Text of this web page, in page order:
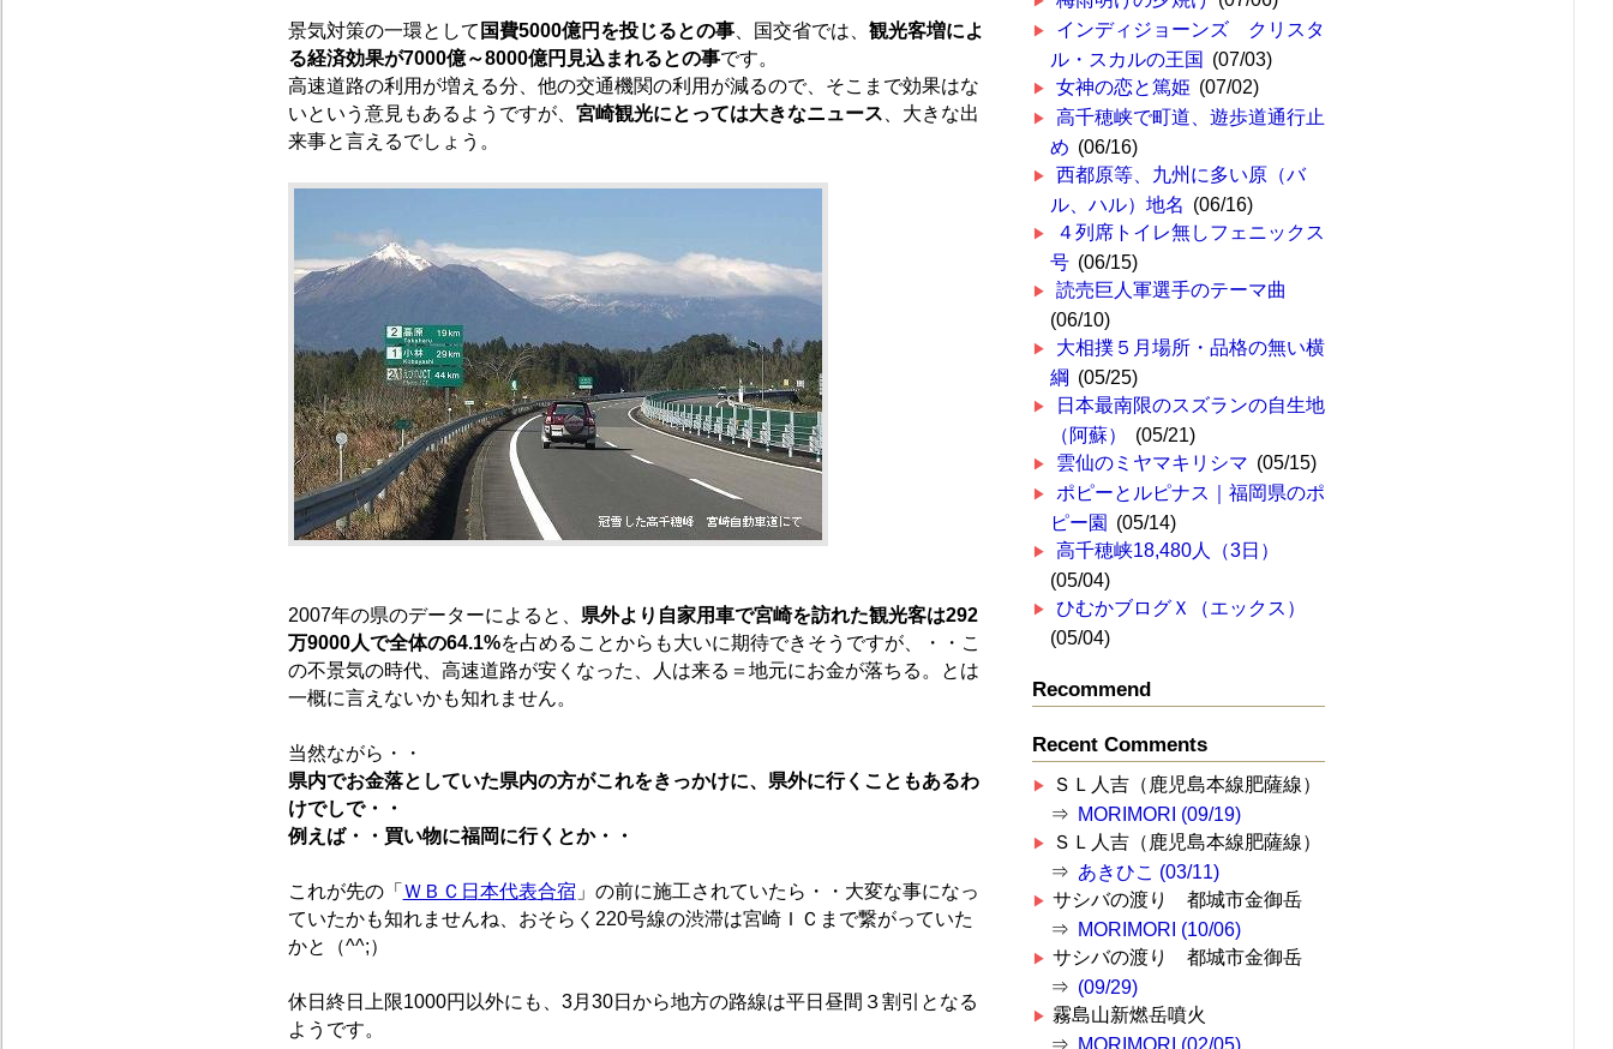
景気対策の一環として 国費5000億円を投じるとの事、国交省では、 観光客増によ
る経済効果が7000億～8000億円見込まれるとの事です。
高速道路の利用が増える分、他の交通機関の利用が減るので、そこまで効果はな
いという意見もあるようですが、 宮崎観光にとっては大きなニュース 、大きな出
来事と言えるでしょう。
2007年の県のデーターによると、 県外より自家用車で宮崎を訪れた観光客は292
万9000人で全体の64.1%を占めることからも大いに期待できそうですが、・・こ
の不景気の時代、高速道路が安くなった、人は来る＝地元にお金が落ちる。とは
一概に言えないかも知れません。
当然ながら・・
県内でお金落としていた県内の方がこれをきっかけに、県外に行くこともあるわ
けでしで・・
例えば・・買い物に福岡に行くとか・・
これが先の「 ＷＢＣ日本代表合宿 」の前に施工されていたら・・大変な事になっ
ていたかも知れませんね、おそらく220号線の渋滞は宮崎ＩＣまで繋がっていた
かと（^^;）
休日終日上限1000円以外にも、3月30日から地方の路線は平日昼間３割引となる
ようです。
インディジョーンズ クリスタ
ル・スカルの王国 (07/03)
女神の恋と篤姫 (07/02)
高千穂峡で町道、遊歩道通行止
め (06/16)
西都原等、九州に多い原（バ
ル、ハル）地名 (06/16)
４列席トイレ無しフェニックス
号 (06/15)
読売巨人軍選手のテーマ曲
(06/10)
大相撲５月場所・品格の無い横
綱 (05/25)
日本最南限のスズランの自生地
（阿蘇）
(05/21)
雲仙のミヤマキリシマ (05/15)
ポピーとルピナス｜福岡県のポ
ピー園
(05/14)
高千穂峡18,480人（3日）
(05/04)
ひむかブログＸ（エックス）
(05/04)
Recommend
Recent Comments
ＳＬ人吉（鹿児島本線肥薩線）
⇒ MORIMORI (09/19)
ＳＬ人吉（鹿児島本線肥薩線）
⇒ あきひこ (03/11)
サシバの渡り 都城市金御岳
⇒ MORIMORI (10/06)
サシバの渡り 都城市金御岳
⇒ (09/29)
霧島山新燃岳噴火
⇒ MORIMORI (02/05)